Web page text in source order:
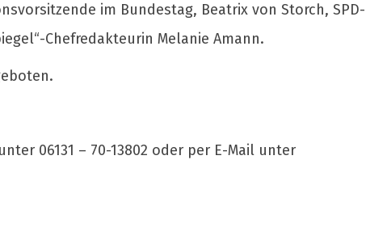
im Bundestag, Beatrix von Storch, SPD-
Chefredakteurin Melanie Amann.
06131 – 70-13802 oder per E-Mail unter